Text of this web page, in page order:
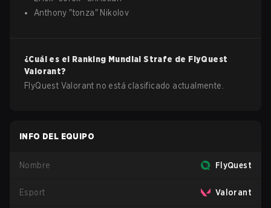
Anthony "tonza" Nikolov
¿Cuál es el Ranking Mundial Strafe de FlyQuest
Valorant?
FlyQuest Valorant no está clasificado actualmente.
INFO DEL EQUIPO
Nombre FlyQuest
Esport Valorant